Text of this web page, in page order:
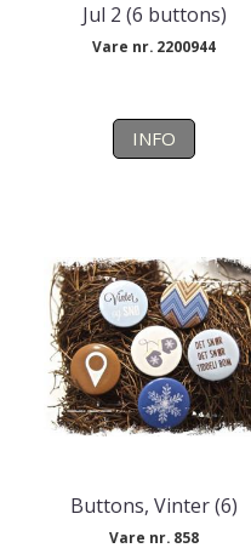
Jul 2 (6 buttons)
Vare nr. 2200944
INFO
Buttons, Vinter (6)
Vare nr. 858